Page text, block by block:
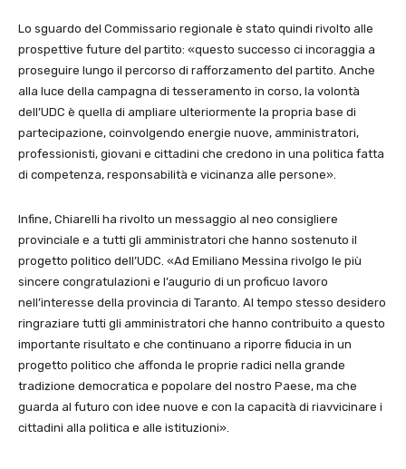
Lo sguardo del Commissario regionale è stato quindi rivolto alle
prospettive future del partito: «questo successo ci incoraggia a
proseguire lungo il percorso di rafforzamento del partito. Anche
alla luce della campagna di tesseramento in corso, la volontà
dell’UDC è quella di ampliare ulteriormente la propria base di
partecipazione, coinvolgendo energie nuove, amministratori,
professionisti, giovani e cittadini che credono in una politica fatta
di competenza, responsabilità e vicinanza alle persone».
Infine, Chiarelli ha rivolto un messaggio al neo consigliere
provinciale e a tutti gli amministratori che hanno sostenuto il
progetto politico dell’UDC. «Ad Emiliano Messina rivolgo le più
sincere congratulazioni e l’augurio di un proficuo lavoro
nell’interesse della provincia di Taranto. Al tempo stesso desidero
ringraziare tutti gli amministratori che hanno contribuito a questo
importante risultato e che continuano a riporre fiducia in un
progetto politico che affonda le proprie radici nella grande
tradizione democratica e popolare del nostro Paese, ma che
guarda al futuro con idee nuove e con la capacità di riavvicinare i
cittadini alla politica e alle istituzioni».